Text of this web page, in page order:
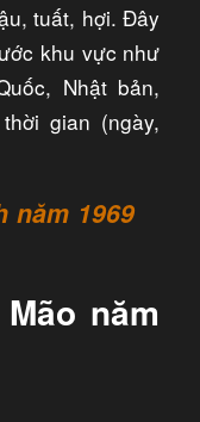
tuất, hợi. Đây
khu vực như
Nhật bản,
gian (ngày,
năm 1969
năm